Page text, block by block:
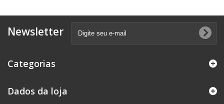
Newsletter
Categorias
Dados da loja